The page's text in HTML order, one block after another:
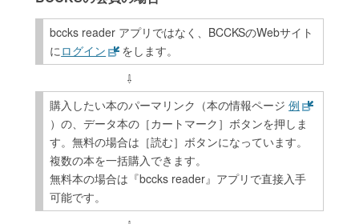
bccks reader アプリではなく、BCCKSのWebサイト
にログイン をします。
購入したい本のパーマリンク（本の情報ページ例
）の、データ本の［カートマーク］ボタンを押しま
す。無料の場合は［読む］ボタンになっています。
複数の本を一括購入できます。
無料本の場合は『bccks reader』アプリで直接入手
可能です。